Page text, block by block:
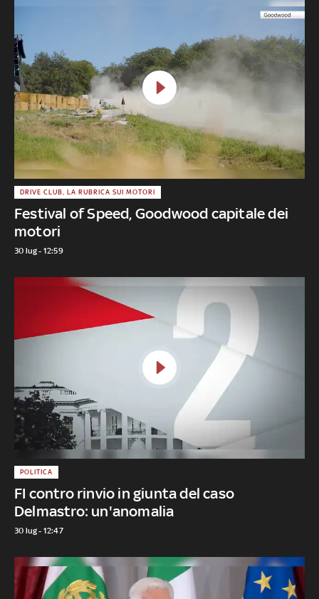
Festival of Speed, Goodwood capitale dei
motori
DRIVE CLUB, LA RUBRICA SUI MOTORI
30 lug - 12:59
FI contro rinvio in giunta del caso
Delmastro: un'anomalia
POLITICA
30 lug - 12:47